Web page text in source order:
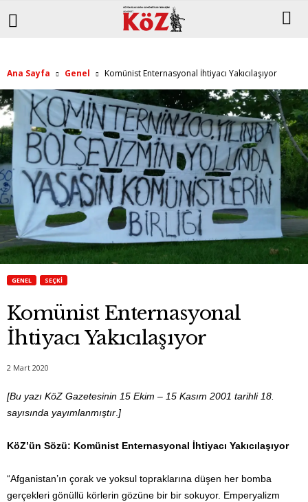
Ana Sayfa Genel Komünist Enternasyonal İhtiyacı Yakıcılaşıyor
GENEL SEÇKI
Komünist Enternasyonal
İhtiyacı Yakıcılaşıyor
2 Mart 2020
[Bu yazı KöZ Gazetesinin 15 Ekim – 15 Kasım 2001 tarihli 18.
sayısında yayımlanmıştır.]
KöZ’ün Sözü: Komünist Enternasyonal İhtiyacı Yakıcılaşıyor
“Afganistan’ın çorak ve yoksul topraklarına düşen her bomba
gerçekleri gönüllü körlerin gözüne bir bir sokuyor. Emperyalizm